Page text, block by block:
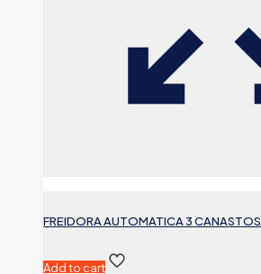
FREIDORA AUTOMATICA 3 CANASTOS
Add to cart